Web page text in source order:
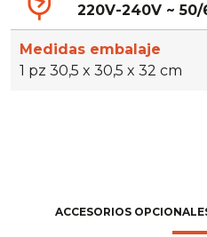
220V-240V ~
Medidas embalaje
1 pz 30,5 x 30,5 x 32 cm
ACCESORIOS